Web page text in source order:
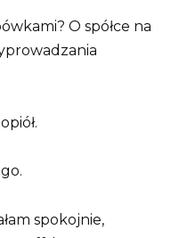
O spółce na
spokojnie,